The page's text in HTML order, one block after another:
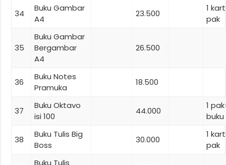
34
Buku Gambar
A4
23.500
1
pak
35
Buku Gambar
Bergambar
A4
26.500
36
Buku Notes
Pramuka
18.500
37
Buku Oktavo
isi 100
44.000
1
buku
38
Buku Tulis Big
Boss
30.000
1
pak